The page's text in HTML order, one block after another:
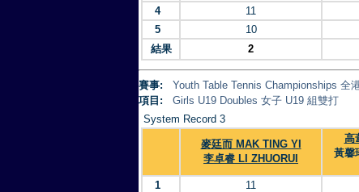
4
11
5
10
結果
2
賽事:
Youth Table Tennis Championships 全
項目:
Girls U19 Doubles 女子 U19 組雙打
System Record 3
麥廷而 MAK TING YI
李卓睿 LI ZHUORUI
高
黃馨
1
11